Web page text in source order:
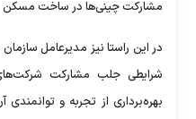
مشارکت چینی‌ها در ساخت مسکن
در این راستا نیز مدیرعامل
شرایطی جلب مشارکت
بهره‌برداری از تجربه و